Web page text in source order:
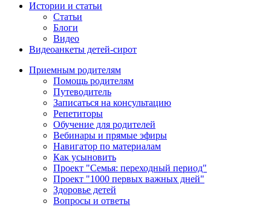
Истории и статьи
Статьи
Блоги
Видео
Видеоанкеты детей-сирот
Приемным родителям
Помощь родителям
Путеводитель
Записаться на консультацию
Репетиторы
Обучение для родителей
Вебинары и прямые эфиры
Навигатор по материалам
Как усыновить
Проект "Семья: переходный период"
Проект "1000 первых важных дней"
Здоровье детей
Вопросы и ответы